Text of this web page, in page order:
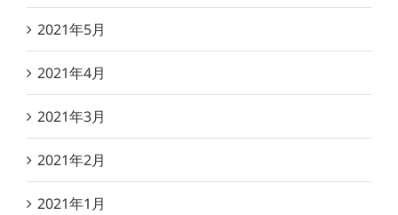
2021年5月
2021年4月
2021年3月
2021年2月
2021年1月